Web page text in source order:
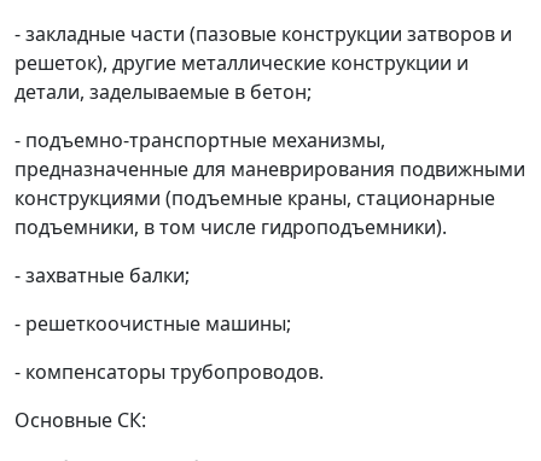
- закладные части (пазовые конструкции затворов и
решеток), другие металлические конструкции и
детали, заделываемые в бетон;
- подъемно-транспортные механизмы,
предназначенные для маневрирования подвижными
конструкциями (подъемные краны, стационарные
подъемники, в том числе гидроподъемники).
- захватные балки;
- решеткоочистные машины;
- компенсаторы трубопроводов.
Основные СК: